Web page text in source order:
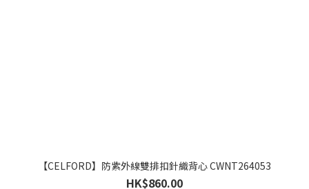
【CELFORD】防紫外線雙排扣針織背心 CWNT264053
HK$860.00